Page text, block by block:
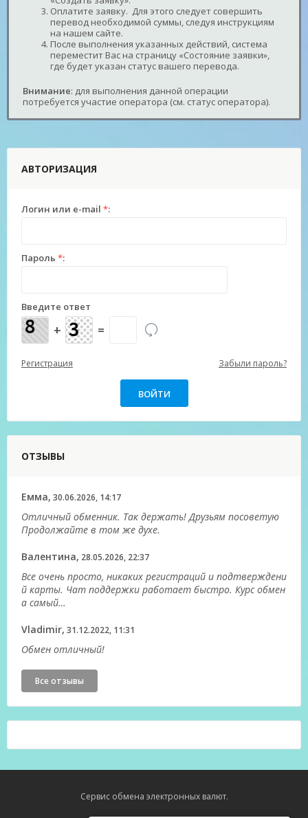
Оплатите заявку. Для этого следует совершить
перевод необходимой суммы, следуя инструкциям
на нашем сайте.
После выполнения указанных действий, система
переместит Вас на страницу «Состояние заявки»,
где будет указан статус вашего перевода.
Внимание: для выполнения данной операции
потребуется участие оператора (см. статус оператора).
АВТОРИЗАЦИЯ
Логин или e-mail *:
Пароль *:
Введите ответ
+ =
Регистрация Забыли пароль?
ОТЗЫВЫ
Емма, 30.06.2026, 14:17
Отличный обменник. Так держать! Друзьям посоветую
Продолжайте в том же духе.
Валентина, 28.05.2026, 22:37
Все очень просто, никаких регистраций и подтверждени
й карты. Чат поддержки работает быстро. Курс обмен
а самый…
Vladimir, 31.12.2022, 11:31
Обмен отличный!
Все отзывы
Сервис обмена электронных валют.